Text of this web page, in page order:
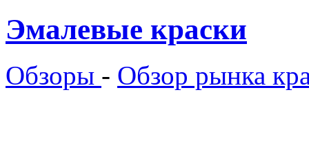
Эмалевые краски
Обзоры - Обзор рынка